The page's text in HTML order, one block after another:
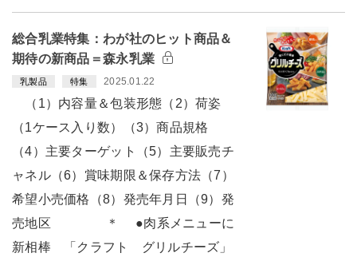
総合乳業特集：わが社のヒット商品＆
期待の新商品＝森永乳業
乳製品 特集 2025.01.22
（1）内容量＆包装形態（2）荷姿
（1ケース入り数）（3）商品規格
（4）主要ターゲット（5）主要販売チ
ャネル（6）賞味期限＆保存方法（7）
希望小売価格（8）発売年月日（9）発
売地区 ＊ ●肉系メニューに
新相棒 「クラフト グリルチーズ」